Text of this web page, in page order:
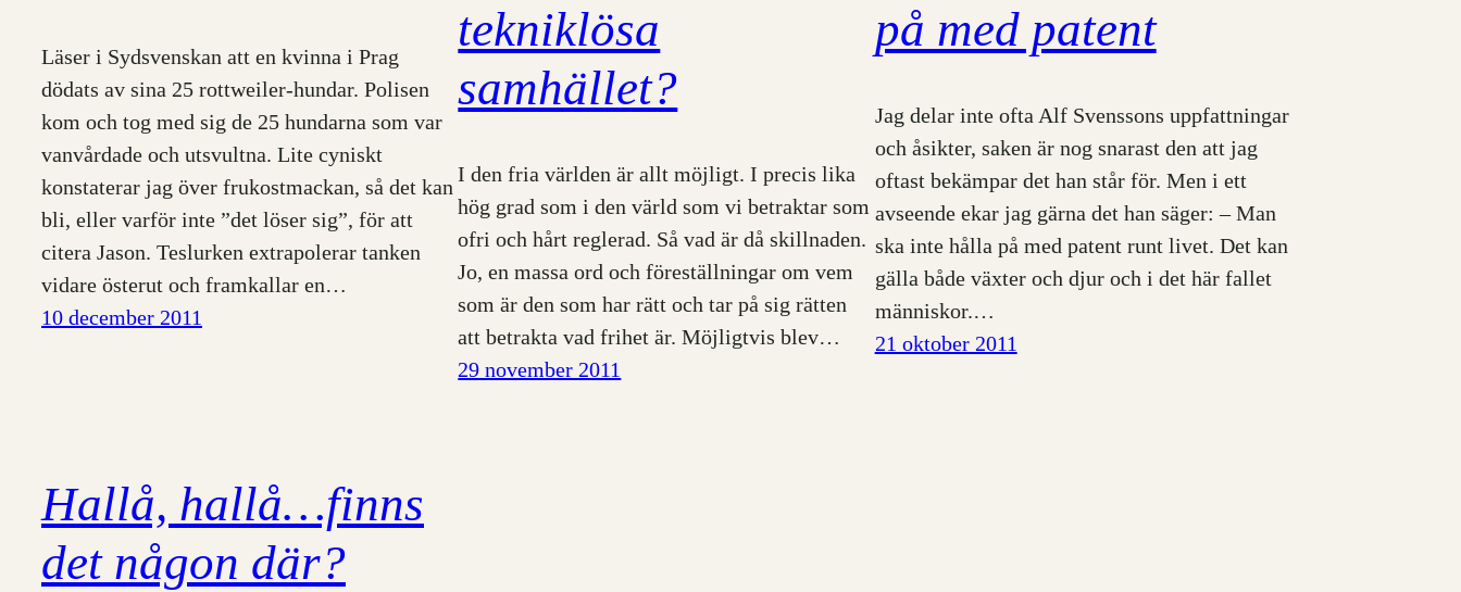
Läser i Sydsvenskan att en kvinna i Prag
dödats av sina 25 rottweiler-hundar. Polisen
kom och tog med sig de 25 hundarna som var
vanvårdade och utsvultna. Lite cyniskt
konstaterar jag över frukostmackan, så det kan
bli, eller varför inte ”det löser sig”, för att
citera Jason. Teslurken extrapolerar tanken
vidare österut och framkallar en…
10 december 2011
tekniklösa
samhället?
I den fria världen är allt möjligt. I precis lika
hög grad som i den värld som vi betraktar som
ofri och hårt reglerad. Så vad är då skillnaden.
Jo, en massa ord och föreställningar om vem
som är den som har rätt och tar på sig rätten
att betrakta vad frihet är. Möjligtvis blev…
29 november 2011
på med patent
Jag delar inte ofta Alf Svenssons uppfattningar
och åsikter, saken är nog snarast den att jag
oftast bekämpar det han står för. Men i ett
avseende ekar jag gärna det han säger: – Man
ska inte hålla på med patent runt livet. Det kan
gälla både växter och djur och i det här fallet
människor.…
21 oktober 2011
Hallå, hallå…finns
det någon där?